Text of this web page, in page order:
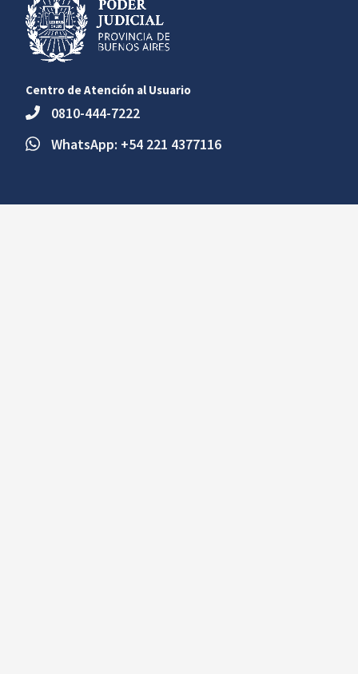
Centro de Atención al Usuario
0810-444-7222
WhatsApp: +54 221 4377116